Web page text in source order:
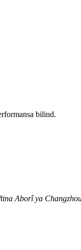
bilind.
Aborî ya